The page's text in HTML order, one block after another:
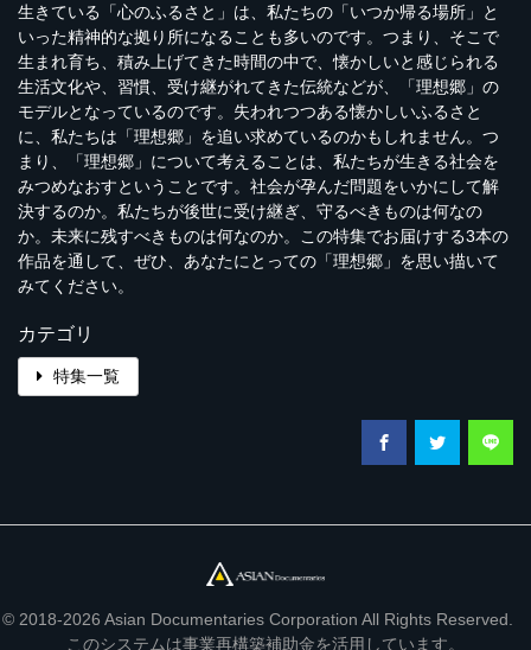
生きている「心のふるさと」は、私たちの「いつか帰る場所」と
いった精神的な拠り所になることも多いのです。つまり、そこで
生まれ育ち、積み上げてきた時間の中で、懐かしいと感じられる
生活文化や、習慣、受け継がれてきた伝統などが、「理想郷」の
モデルとなっているのです。失われつつある懐かしいふるさと
に、私たちは「理想郷」を追い求めているのかもしれません。つ
まり、「理想郷」について考えることは、私たちが生きる社会を
みつめなおすということです。社会が孕んだ問題をいかにして解
決するのか。私たちが後世に受け継ぎ、守るべきものは何なの
か。未来に残すべきものは何なのか。この特集でお届けする3本の
作品を通して、ぜひ、あなたにとっての「理想郷」を思い描いて
みてください。
カテゴリ
特集一覧
© 2018-2026 Asian Documentaries Corporation All Rights Reserved.
このシステムは事業再構築補助金を活用しています。